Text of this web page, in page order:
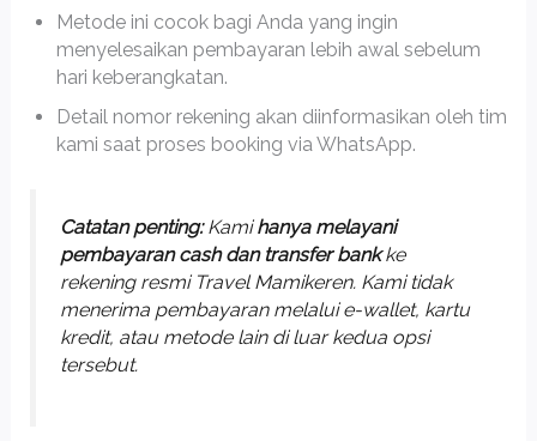
Metode ini cocok bagi Anda yang ingin
menyelesaikan pembayaran lebih awal sebelum
hari keberangkatan.
Detail nomor rekening akan diinformasikan oleh tim
kami saat proses booking via WhatsApp.
Catatan penting:Kamihanya melayani
pembayaran cash dan transfer bankke
rekening resmi Travel Mamikeren. Kami tidak
menerima pembayaran melalui e-wallet, kartu
kredit, atau metode lain di luar kedua opsi
tersebut.